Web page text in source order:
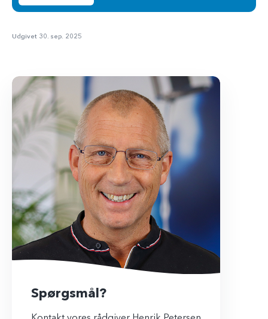
Udgivet 30. sep. 2025
Spørgsmål?